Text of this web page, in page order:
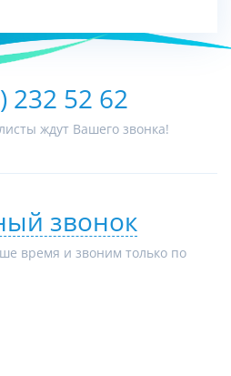
232 52 62
ждут Вашего звонка!
звонок
время и звоним только по